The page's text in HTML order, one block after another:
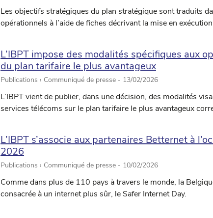
Les objectifs stratégiques du plan stratégique sont traduits
opérationnels à l’aide de fiches décrivant la mise en
L’IBPT impose des modalités spécifiques aux
du plan tarifaire le plus avantageux
Publications › Communiqué de presse - 13/02/2026
L’IBPT vient de publier, dans une décision, des modalités
services télécoms sur le plan tarifaire le plus avantageux
L’IBPT s’associe aux partenaires Betternet à
2026
Publications › Communiqué de presse - 10/02/2026
Comme dans plus de 110 pays à travers le monde, la
consacrée à un internet plus sûr, le Safer Internet Day.